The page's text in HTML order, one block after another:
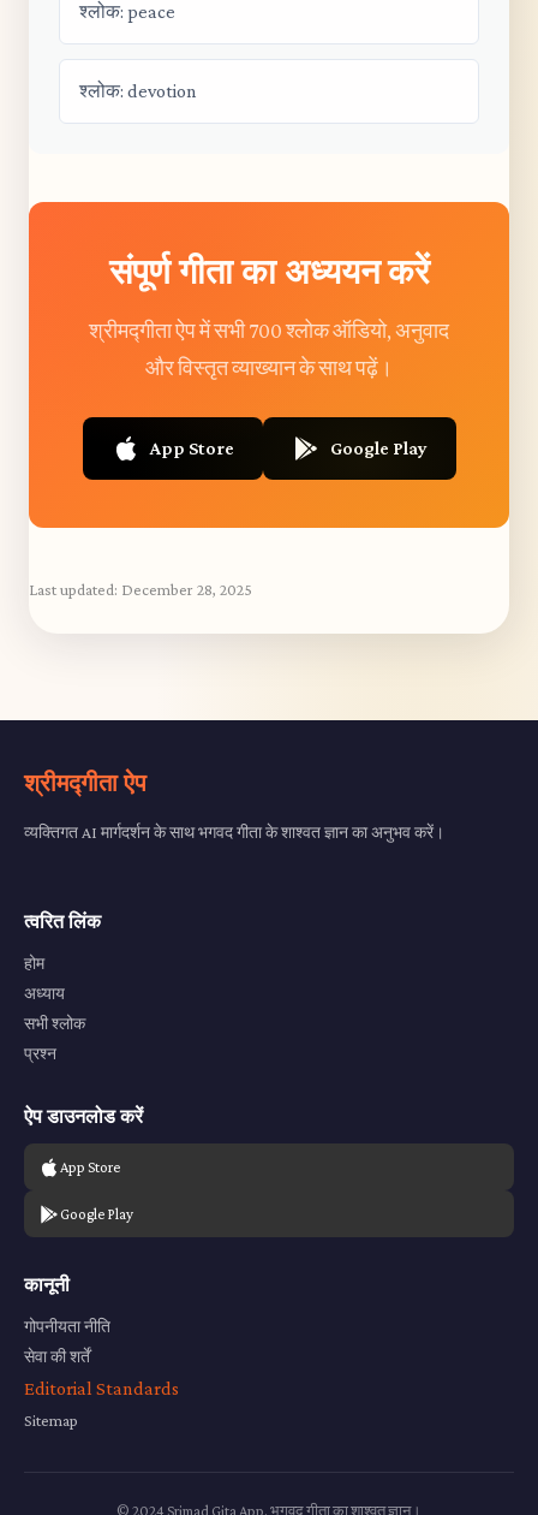
श्लोक: peace
श्लोक: devotion
संपूर्ण गीता का अध्ययन करें
श्रीमद्गीता ऐप में सभी 700 श्लोक ऑडियो, अनुवाद
और विस्तृत व्याख्यान के साथ पढ़ें।
App Store Google Play
Last updated: December 28, 2025
श्रीमद्गीता ऐप
व्यक्तिगत AI मार्गदर्शन के साथ भगवद गीता के शाश्वत ज्ञान का अनुभव करें।
त्वरित लिंक
होम
अध्याय
सभी श्लोक
प्रश्न
ऐप डाउनलोड करें
App Store
Google Play
कानूनी
गोपनीयता नीति
सेवा की शर्तें
Editorial Standards
Sitemap
© 2024 Srimad Gita App. भगवद गीता का शाश्वत ज्ञान।